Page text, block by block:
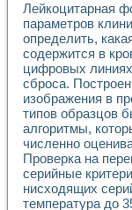
Стенд
Лейкоцитарная
параметров
определить,
содержится в
цифровых
сброса.
изображения в
типов образцов
алгоритмы,
численно
Проверка на
серийные
нисходящих
температура до